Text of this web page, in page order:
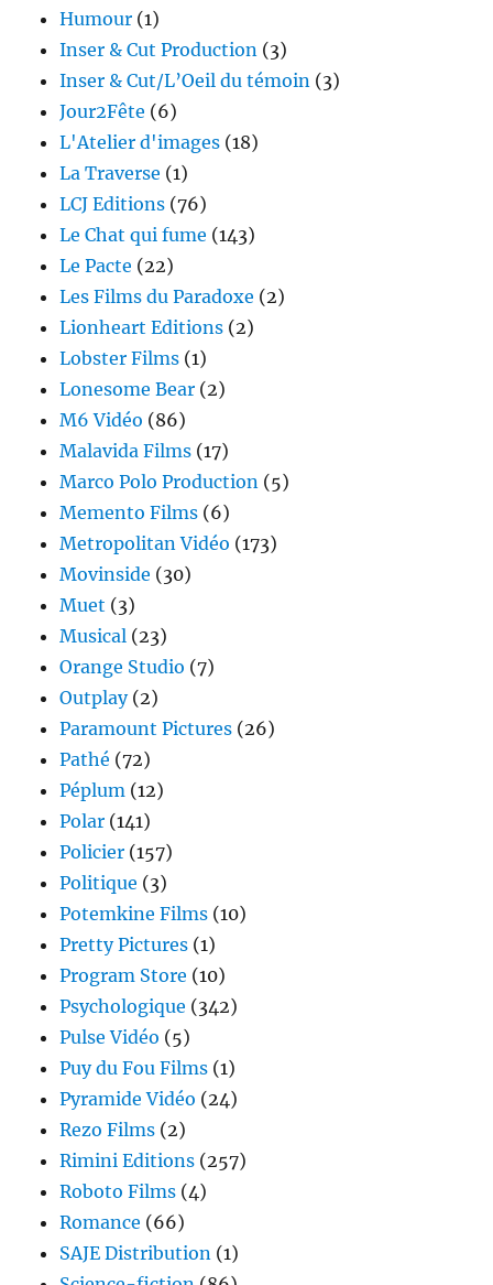
Humour (1)
Inser & Cut Production (3)
Inser & Cut/L’Oeil du témoin (3)
Jour2Fête (6)
L'Atelier d'images (18)
La Traverse (1)
LCJ Editions (76)
Le Chat qui fume (143)
Le Pacte (22)
Les Films du Paradoxe (2)
Lionheart Editions (2)
Lobster Films (1)
Lonesome Bear (2)
M6 Vidéo (86)
Malavida Films (17)
Marco Polo Production (5)
Memento Films (6)
Metropolitan Vidéo (173)
Movinside (30)
Muet (3)
Musical (23)
Orange Studio (7)
Outplay(2)
Paramount Pictures (26)
Pathé (72)
Péplum (12)
Polar (141)
Policier (157)
Politique (3)
Potemkine Films (10)
Pretty Pictures (1)
Program Store (10)
Psychologique (342)
Pulse Vidéo (5)
Puy du Fou Films (1)
Pyramide Vidéo (24)
Rezo Films (2)
Rimini Editions (257)
Roboto Films (4)
Romance (66)
SAJE Distribution (1)